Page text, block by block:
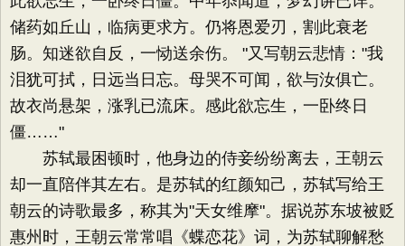
储药如丘山，临病更求方。仍将恩爱刃，割此衰老
肠。知迷欲自反，一恸送余伤。 "又写朝云悲情："我
泪犹可拭，日远当日忘。母哭不可闻，欲与汝俱亡。
故衣尚悬架，涨乳已流床。感此欲忘生，一卧终日
僵……"
苏轼最困顿时，他身边的侍妾纷纷离去，王朝云
却一直陪伴其左右。是苏轼的红颜知己，苏轼写给王
朝云的诗歌最多，称其为"天女维摩"。据说苏东坡被贬
惠州时，王朝云常常唱《蝶恋花》词，为苏轼聊解愁